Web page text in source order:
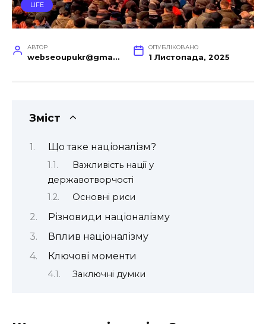
LIFE
АВТОР
webseoupukr@gmail.com
ОПУБЛІКОВАНО
1 Листопада, 2025
Зміст
Що таке націоналізм?
Важливість нації у
державотворчості
Основні риси
Різновиди націоналізму
Вплив націоналізму
Ключові моменти
Заключні думки